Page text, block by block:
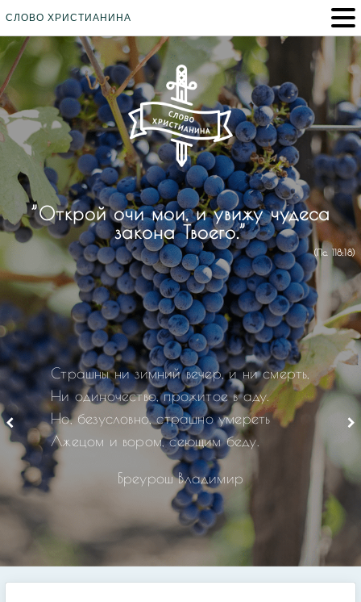
”Открой очи мои, и увижу чудеса
закона Твоего.”
(Пс. 118:18)
Страшны ни зимний вечер, и ни смерть,
Ни одиночество, прожитое в аду.
Но, безусловно, страшно умереть
Лжецом и вором, сеющим беду.
Бреурош Владимир
СЛОВО ХРИСТИАНИНА